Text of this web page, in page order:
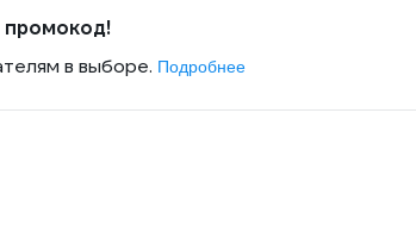
промокод!
в выборе. Подробнее